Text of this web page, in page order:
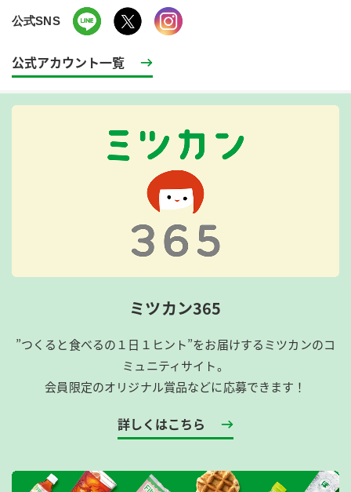
公式SNS
公式アカウント一覧
ミツカン365
”つくると食べるの１日１ヒント”をお届けするミツカンのコ
ミュニティサイト。
会員限定のオリジナル賞品などに応募できます！
詳しくはこちら